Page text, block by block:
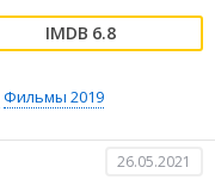
6.8
Фильмы 2019
26.05.2021